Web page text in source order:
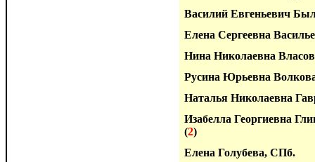
Василий Евгеньевич
Елена Сергеевна
Нина Николаевна
Русина Юрьевна
Наталья Николаевна
Изабелла Георгиевна
(2)
Елена Голубева, СПб.